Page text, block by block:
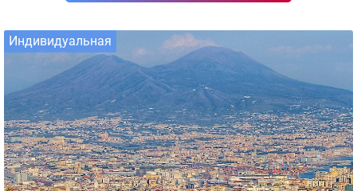
Индивидуальная